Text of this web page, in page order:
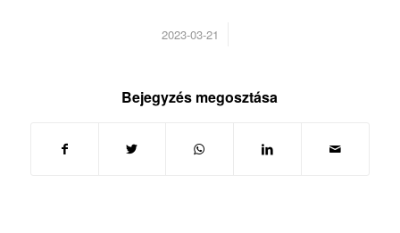
2023-03-21
/
Bejegyzés megosztása